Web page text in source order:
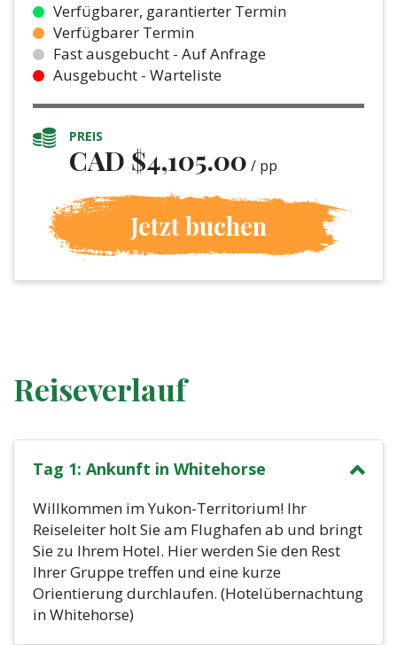
Verfügbarer, garantierter Termin
Verfügbarer Termin
Fast ausgebucht - Auf Anfrage
Ausgebucht - Warteliste
PREIS
CAD $4,105.00 / pp
Jetzt buchen
Reiseverlauf
Tag 1: Ankunft in Whitehorse
Willkommen im Yukon-Territorium! Ihr
Reiseleiter holt Sie am Flughafen ab und bringt
Sie zu Ihrem Hotel. Hier werden Sie den Rest
Ihrer Gruppe treffen und eine kurze
Orientierung durchlaufen. (Hotelübernachtung
in Whitehorse)